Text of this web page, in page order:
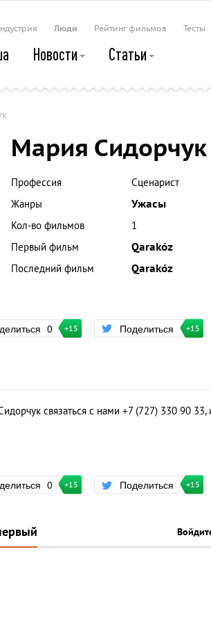
Люди Рейтинг фильмов Тесты
Новости Статьи
Мария Сидорчук
Профессия
Сценарист
Жанры
Ужасы
Кол-во фильмов
1
Первый фильм
Qarakóz
Последний фильм
Qarakóz
0 +15 Поделиться +15
связаться с нами +7 (727) 330 90 33,
0 +15 Поделиться +15